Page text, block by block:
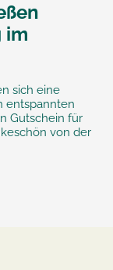
im
sich eine
entspannten
Gutschein für
von der